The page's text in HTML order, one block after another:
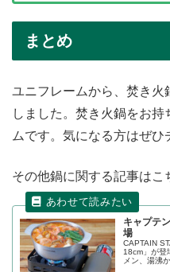
まとめ
ユニフレームから、焚き
しました。焚き火鍋をお
ムです。気になる方はぜひ
その他鍋に関する記事はこ
キャプテ
場
CAPTAIN
18cm」が登
メン、湯沸